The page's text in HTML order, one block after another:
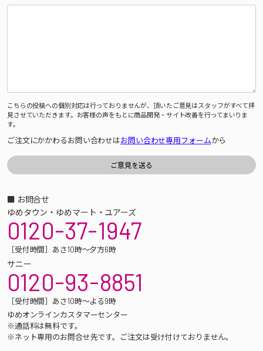
こちらの投稿への個別対応は行っておりませんが、頂いたご意見はスタッフがすべて拝
見させていただきます。お客様の声をもとに商品開発・サイト改善を行ってまいりま
す。
ご注文にかかわるお問い合わせはお問い合わせ専用フォームから
■ お問合せ
ゆめタウン・ゆめマート・ユアーズ
0120-37-1947
［受付時間］あさ10時～夕方6時
サニー
0120-93-8851
［受付時間］あさ10時～よる9時
ゆめオンラインカスタマーセンター
※通話料は無料です。
※ネット専用のお問合せ先です。ご注文は受け付けておりません。